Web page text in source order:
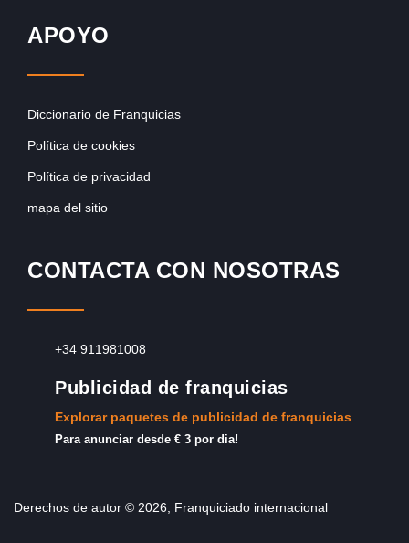
APOYO
Diccionario de Franquicias
Política de cookies
Política de privacidad
mapa del sitio
CONTACTA CON NOSOTRAS
+34 911981008
Publicidad de franquicias
Explorar paquetes de publicidad de franquicias
Para anunciar desde € 3 por dia!
Derechos de autor © 2026, Franquiciado internacional